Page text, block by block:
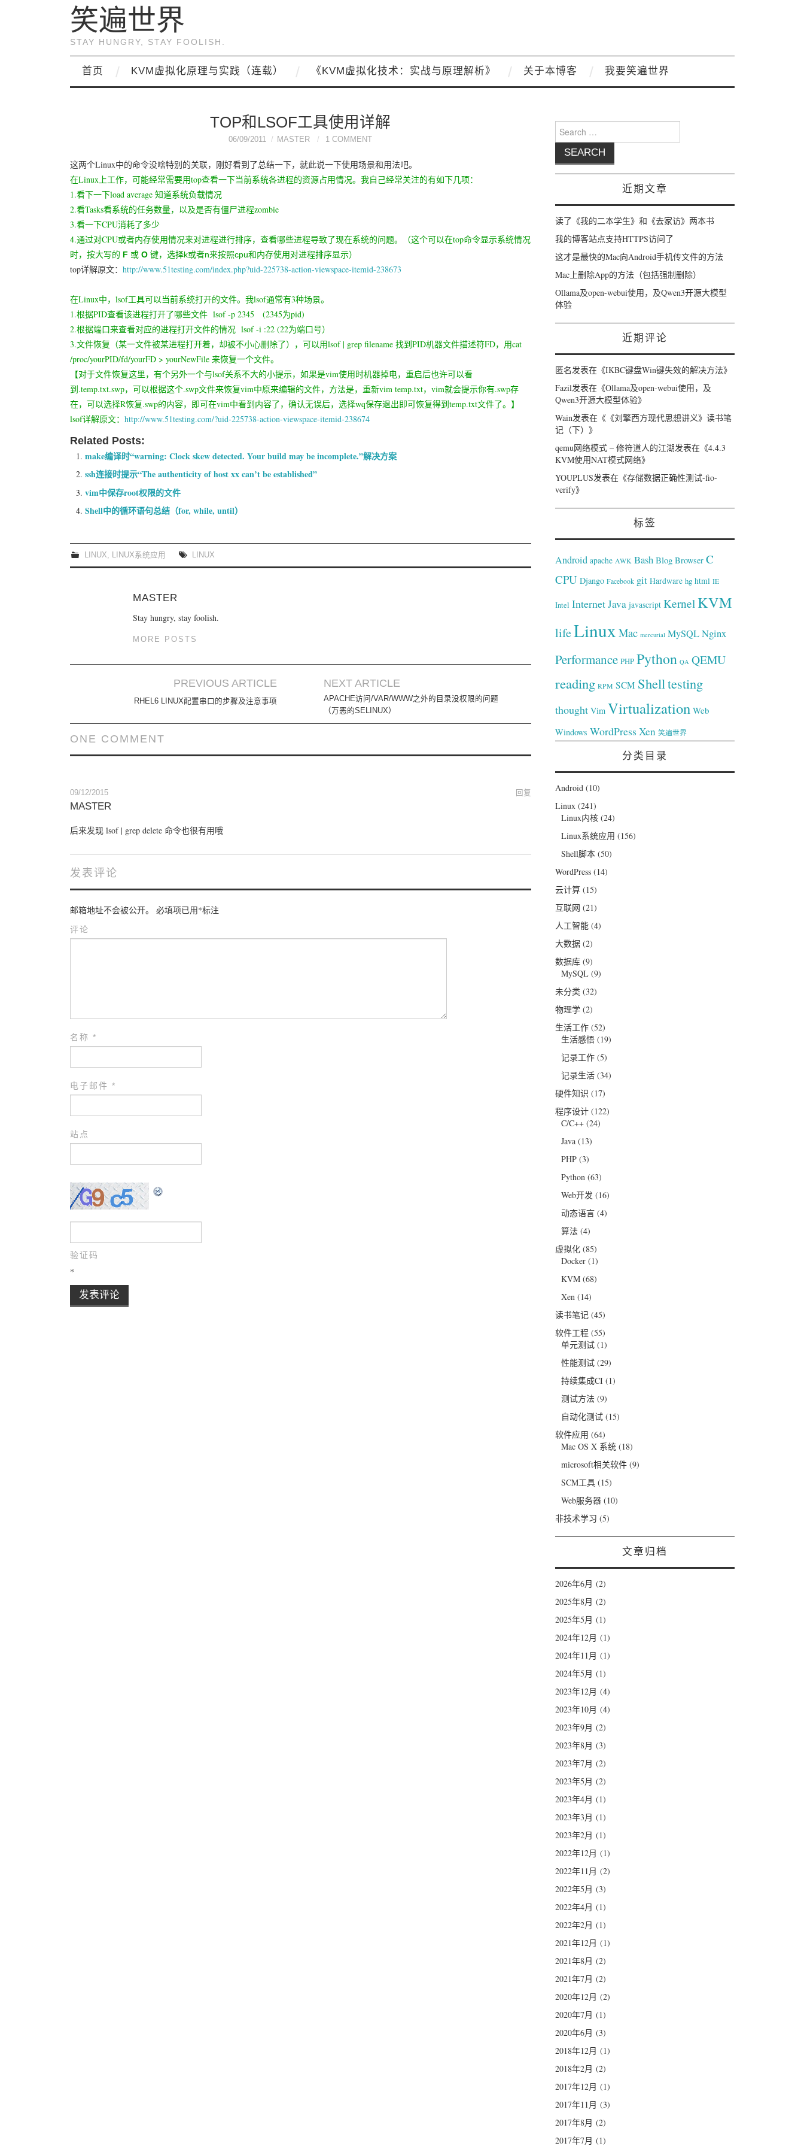
笑遍世界
STAY HUNGRY, STAY FOOLISH.
首页 KVM虚拟化原理与实践（连载） 《KVM虚拟化技术：实战与原理解析》 关于本博客 我要笑遍世界
TOP和LSOF工具使用详解
06/09/2011 MASTER 1 COMMENT
这两个Linux中的命令没啥特别的关联，刚好看到了总结一下，就此说一下使用场景和用法吧。
在Linux上工作，可能经常需要用top查看一下当前系统各进程的资源占用情况。 我自己经常关注的有如下几项：
1.看下一下load average 知道系统负载情况
2.看Tasks看系统的任务数量，以及是否有僵尸进程zombie
3.看一下CPU消耗了多少
4.通过对CPU或者内存使用情况来对进程进行排序，查看哪些进程导致了现在系统的问题。（这个可以在top命令显示系统情况
时， 按大写的 F 或 O 键，选择k或者n来按照cpu和内存使用对进程排序显示）
top详解原文： http://www.51testing.com/index.php?uid-225738-action-viewspace-itemid-238673
在Linux中，lsof工具可以当前系统打开的文件。我lsof通常有3种场景。
1.根据PID查看该进程打开了哪些文件 lsof -p 2345 (2345为pid)
2.根据端口来查看对应的进程打开文件的情况 lsof -i :22 (22为端口号）
3.文件恢复（某一文件被某进程打开着，却被不小心删除了），可以用lsof | grep filename 找到PID机器文件描述符FD，用cat
/proc/yourPID/fd/yourFD > yourNewFile 来恢复一个文件。
【对于文件恢复这里，有个另外一个与lsof关系不大的小提示，如果是vim使用时机器掉电，重启后也许可以看
到.temp.txt.swp，可以根据这个.swp文件来恢复vim中原来编辑的文件，方法是，重新vim temp.txt，vim就会提示你有.swp存
在，可以选择R恢复.swp的内容，即可在vim中看到内容了，确认无误后，选择wq保存退出即可恢复得到temp.txt文件了。】
lsof详解原文： http://www.51testing.com/?uid-225738-action-viewspace-itemid-238674
Related Posts:
make编译时“warning: Clock skew detected. Your build may be incomplete.”解决方案
ssh连接时提示“The authenticity of host xx can’t be established”
vim中保存root权限的文件
Shell中的循环语句总结（for, while, until）
LINUX, LINUX系统应用 LINUX
MASTER
Stay hungry, stay foolish.
MORE POSTS
Post navigation
PREVIOUS ARTICLE
RHEL6 LINUX配置串口的步骤及注意事项
NEXT ARTICLE
APACHE访问/VAR/WWW之外的目录没权限的问题
（万恶的SELINUX）
ONE COMMENT
回复
09/12/2015
MASTER
后来发现 lsof | grep delete 命令也很有用哦
发表评论
邮箱地址不会被公开。 必填项已用*标注
评论
名称 *
电子邮件 *
站点
验证码
*
Search for:
近期文章
读了《我的二本学生》和《去家访》两本书
我的博客站点支持HTTPS访问了
这才是最快的Mac向Android手机传文件的方法
Mac上删除App的方法（包括强制删除）
Ollama及open-webui使用，及Qwen3开源大模型
体验
近期评论
匿名发表在《IKBC键盘Win键失效的解决方法》
Fazil发表在《Ollama及open-webui使用，及
Qwen3开源大模型体验》
Wain发表在《《刘擎西方现代思想讲义》读书笔
记（下） 》
qemu网络模式 – 修符道人的江湖发表在《4.4.3
KVM使用NAT模式网络》
YOUPLUS发表在《存储数据正确性测试-fio-
verify》
标签
Android apache AWK Bash Blog Browser C
CPU Django Facebook git Hardware hg html IE
Intel InternetJava javascript Kernel KVM
lifeLinux Mac mercurial MySQL Nginx
Performance PHP Python QA QEMU
reading RPM SCM Shelltesting
thought Vim Virtualization Web
Windows WordPress Xen 笑遍世界
分类目录
Android(10)
Linux(241)
Linux内核(24)
Linux系统应用 (156)
Shell脚本(50)
WordPress(14)
云计算(15)
互联网 (21)
人工智能(4)
大数据(2)
数据库(9)
MySQL(9)
未分类 (32)
物理学(2)
生活工作(52)
生活感悟(19)
记录工作(5)
记录生活(34)
硬件知识 (17)
程序设计(122)
C/C++(24)
Java(13)
PHP(3)
Python(63)
Web开发 (16)
动态语言(4)
算法(4)
虚拟化(85)
Docker(1)
KVM(68)
Xen(14)
读书笔记(45)
软件工程(55)
单元测试(1)
性能测试(29)
持续集成CI(1)
测试方法(9)
自动化测试(15)
软件应用 (64)
Mac OS X 系统(18)
microsoft相关软件(9)
SCM工具(15)
Web服务器(10)
非技术学习 (5)
文章归档
2026年6月 (2)
2025年8月 (2)
2025年5月 (1)
2024年12月 (1)
2024年11月 (1)
2024年5月 (1)
2023年12月 (4)
2023年10月 (4)
2023年9月 (2)
2023年8月 (3)
2023年7月 (2)
2023年5月 (2)
2023年4月 (1)
2023年3月 (1)
2023年2月 (1)
2022年12月 (1)
2022年11月 (2)
2022年5月 (3)
2022年4月 (1)
2022年2月 (1)
2021年12月 (1)
2021年8月 (2)
2021年7月 (2)
2020年12月 (2)
2020年7月 (1)
2020年6月 (3)
2018年12月 (1)
2018年2月 (2)
2017年12月 (1)
2017年11月 (3)
2017年8月 (2)
2017年7月 (1)